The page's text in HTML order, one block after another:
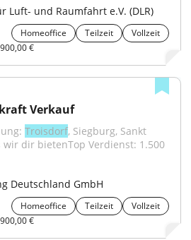
Luft- und Raumfahrt e.V. (DLR)
Homeoffice Teilzeit
Vollzeit
€
Verkauf
Troisdorf, Siegburg, Sankt
wir dir bietenTop Verdienst: 1.500
Deutschland GmbH
Homeoffice Teilzeit
Vollzeit
€